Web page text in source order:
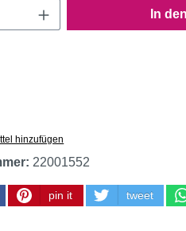
Gib den In
hinzufügen
22001552
pin it tweet